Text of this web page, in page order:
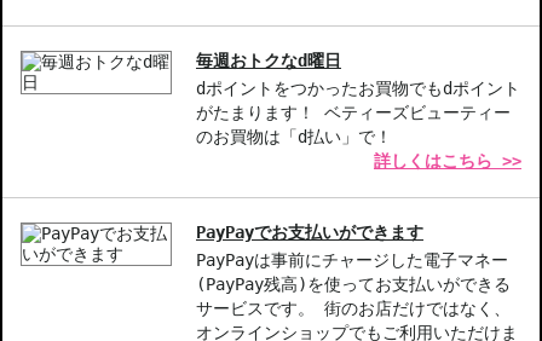
毎週おトクなd曜日
dポイントをつかったお買物でもdポイント
がたまります！ ベティーズビューティー
のお買物は「d払い」で！
詳しくはこちら >>
PayPayでお支払いができます
PayPayは事前にチャージした電子マネー
(PayPay残高)を使ってお支払いができる
サービスです。 街のお店だけではなく、
オンラインショップでもご利用いただけま